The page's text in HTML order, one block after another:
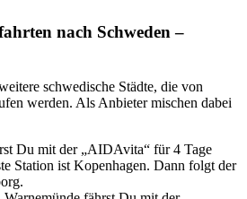
nach Schweden –
schwedische Städte, die von
werden. Als Anbieter mischen dabei
Du mit der „AIDAvita“ für 4 Tage
Station ist Kopenhagen. Dann folgt der